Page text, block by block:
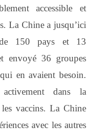
accessible et
La Chine a jusqu’ici
150 pays et 13
envoyé 36 groupes
en avaient besoin.
dans la
vaccins. La Chine
avec les autres